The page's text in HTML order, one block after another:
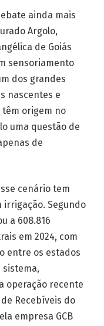
ainda mais
Argolo,
de Goiás
sensoriamento
dos grandes
nascentes e
origem no
uma questão de
de
cenário tem
Segundo
a 608.816
em 2024, com
entre os estados
operação recente
Recebíveis do
empresa GCB